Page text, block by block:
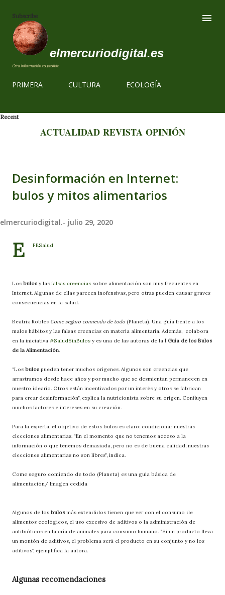
Subscribe
elmercuriodigital.es
Otra información es posible
PRIMERA CULTURA ECOLOGÍA
Recent
ACTUALIDAD REVISTA OPINIÓN
Desinformación en Internet:
bulos y mitos alimentarios
elmercuriodigital.- julio 29, 2020
E FESalud
Los bulos y las falsas creencias sobre alimentación son muy frecuentes en
Internet. Algunas de ellas parecen inofensivas, pero otras pueden causar graves
consecuencias en la salud.
Beatriz Robles Come seguro comiendo de todo (Planeta). Una guía frente a los
malos hábitos y las falsas creencias en materia alimentaria. Además, colabora
en la iniciativa #SaludSinBulos y es una de las autoras de la I Guía de los Bulos
de la Alimentación.
“Los bulos pueden tener muchos orígenes. Algunos son creencias que
arrastramos desde hace años y por mucho que se desmientan permanecen en
nuestro ideario. Otros están incentivados por un interés y otros se fabrican
para crear desinformación”, explica la nutricionista sobre su origen. Confluyen
muchos factores e intereses en su creación.
Para la experta, el objetivo de estos bulos es claro: condicionar nuestras
elecciones alimentarias. “En el momento que no tenemos acceso a la
información o que tenemos demasiada, pero no es de buena calidad, nuestras
elecciones alimentarias no son libres”, indica.
Come seguro comiendo de todo (Planeta) es una guía básica de
alimentación/ Imagen cedida
Algunos de los bulos más extendidos tienen que ver con el consumo de
alimentos ecológicos, el uso excesivo de aditivos o la administración de
antibióticos en la cría de animales para consumo humano. “Si un producto lleva
un montón de aditivos, el problema será el producto en su conjunto y no los
aditivos”, ejemplifica la autora.
Algunas recomendaciones